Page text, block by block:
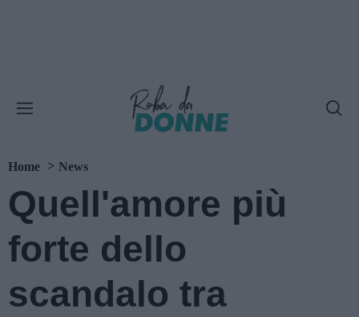
Home News
Quell'amore più
forte dello
scandalo tra